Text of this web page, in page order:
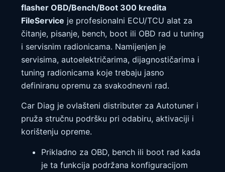
flasher OBD/Bench/Boot 300 kredita
FileService je profesionalni ECU/TCU alat za
čitanje, pisanje, bench, boot ili OBD rad u tuning
i servisnim radionicama. Namijenjen je
servisima, autoelektričarima, dijagnostičarima i
tuning radionicama koje trebaju jasno
definiranu opremu za svakodnevni rad.
Car Diag je ovlašteni distributer za Autotuner i
pruža stručnu podršku pri odabiru, aktivaciji i
korištenju opreme.
Prikladno za OBD, bench ili boot rad kada
je ta funkcija podržana konfiguracijom